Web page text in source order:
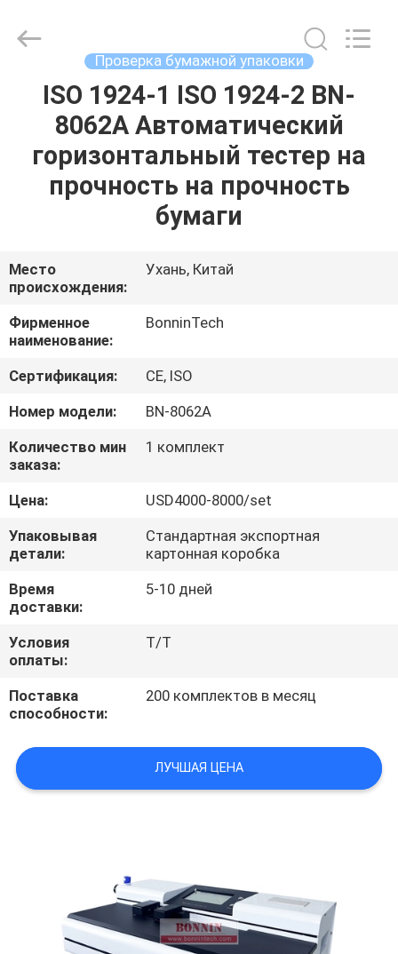
ДОМ
ПРОДУКТЫ
ВИДЕО
О
НАС
ПУТЕШЕСТВИЕ
ФАБРИКИ
ПРОВЕРКА
КАЧЕСТВА
СВЯЖИТЕСЬ
МЫ
СПРОСИТЕ
ЦИТАТУ
КАРТА
PRIVACY
Copyright
Reserved.
Проверка бумажной упаковки
ISO 1924-1 ISO 1924-2 BN-
8062A Автоматический
горизонтальный тестер на
прочность на прочность
бумаги
Место
происхождения:
Ухань, Китай
Фирменное
наименование:
BonninTech
Сертификация:
CE, ISO
Номер модели:
BN-8062A
Количество мин
заказа:
1 комплект
Цена:
USD4000-8000/set
Упаковывая
детали:
Стандартная экспортная
картонная коробка
Время
доставки:
5-10 дней
Условия
оплаты:
T/T
Поставка
способности:
200 комплектов в месяц
ЛУЧШАЯ ЦЕНА